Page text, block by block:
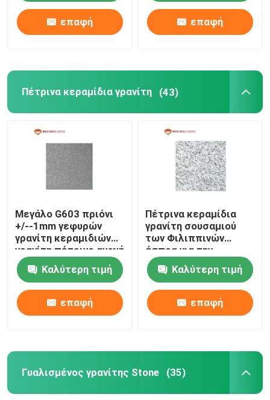
επαφή επαφή
Πέτρινα κεραμίδια γρανίτη (43)
Μεγάλο G603 πριόνι
+/--1mm γεφυρών
γρανίτη κεραμιδιών
γρανίτη πέτρινο ανοχή
πάχους
Καλύτερη τιμή
επαφή
Πέτρινα κεραμίδια
γρανίτη σουσαμιού
των Φιλιππινών
άσπρα για την
εσωτερική και
υπαίθρια διακόσμηση
Καλύτερη τιμή
επαφή
Γυαλισμένος γρανίτης Stone (35)